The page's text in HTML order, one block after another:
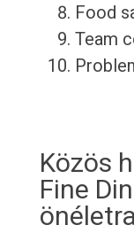
Food
Team
Közös
Fine